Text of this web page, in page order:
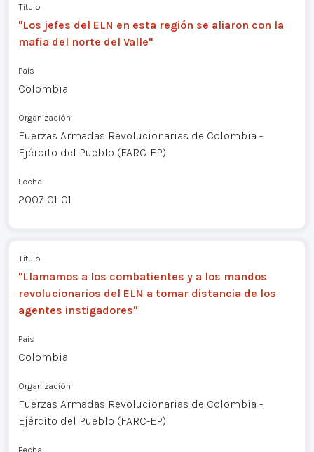
Título
"Los jefes del ELN en esta región se aliaron con la
mafia del norte del Valle"
País
Colombia
Organización
Fuerzas Armadas Revolucionarias de Colombia -
Ejército del Pueblo (FARC-EP)
Fecha
2007-01-01
Título
"Llamamos a los combatientes y a los mandos
revolucionarios del ELN a tomar distancia de los
agentes instigadores"
País
Colombia
Organización
Fuerzas Armadas Revolucionarias de Colombia -
Ejército del Pueblo (FARC-EP)
Fecha